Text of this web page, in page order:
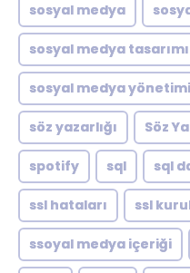
sosyal medya
sosyal medya tasarımı
sosyal medya yönetimi
söz yazarlığı Söz
spotify sql sql
ssl hataları ssl
ssoyal medya içeriği